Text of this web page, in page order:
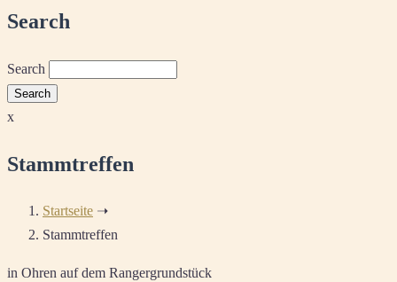
Search
Search
x
Stammtreffen
Startseite ➝
Stammtreffen
in Ohren auf dem Rangergrundstück